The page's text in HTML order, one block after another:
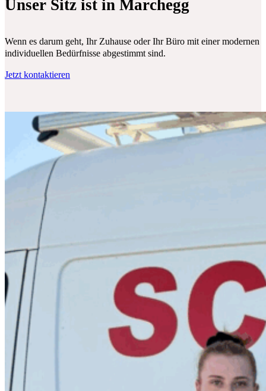
Unser Sitz ist in Marchegg
Wenn es darum geht, Ihr Zuhause oder Ihr Büro mit einer
individuellen Bedürfnisse abgestimmt sind.
Jetzt kontaktieren